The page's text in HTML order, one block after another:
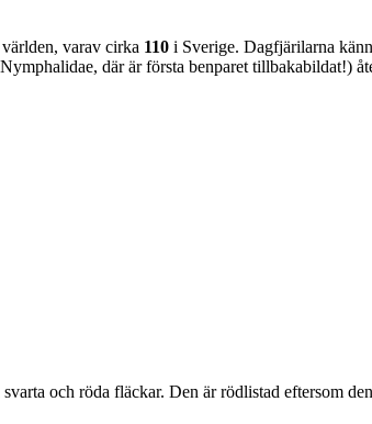
varav cirka 110 i Sverige. Dagfjärilarna
där är första benparet tillbakabildat!)
och röda fläckar. Den är rödlistad eftersom